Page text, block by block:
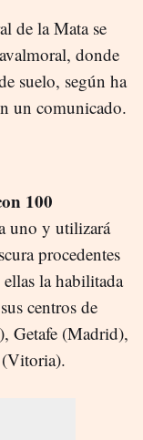
de la Mata se
donde
suelo, según ha
un comunicado.
100
uno y utilizará
procedentes
la habilitada
centros de
Getafe (Madrid),